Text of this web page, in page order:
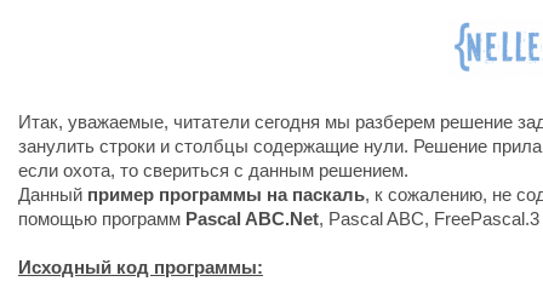
Итак, уважаемые, читатели сегодня мы разберем решение
занулить строки и столбцы содержащие нули. Решение
если охота, то свериться с данным решением.
Данный пример программы на паскаль, к сожалению, не
помощью программ Pascal ABC.Net, Pascal ABC, FreePascal.3
Исходный код программы: